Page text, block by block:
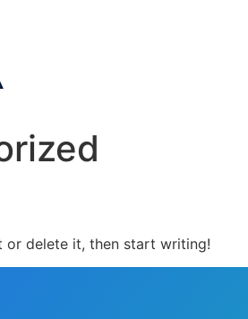
or delete it, then start writing!